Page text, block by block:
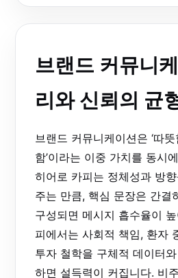
브랜드 커뮤니
리와 신뢰의 균
브랜드 커뮤니케이션은 ‘따
함’이라는 이중 가치를 동시
히어로 카피는 정체성과 방
주는 만큼, 핵심 문장은 간결
구성되면 메시지 흡수율이
피에서는 사회적 책임, 환자
투자 철학을 구체적 데이터
하면 설득력이 커집니다. 비